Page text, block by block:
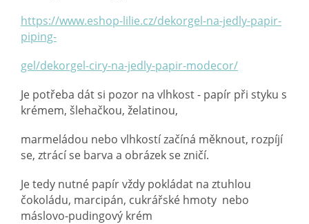
https://www.eshop-lilie.cz/dekorgel-na-jedly-papir-
piping-
gel/dekorgel-ciry-na-jedly-papir-modecor/
Je potřeba dát si pozor na vlhkost - papír při styku s
krémem, šlehačkou, želatinou,
marmeládou nebo vlhkostí začíná měknout, rozpíjí
se, ztrácí se barva a obrázek se zničí.
Je tedy nutné papír vždy pokládat na ztuhlou
čokoládu, marcipán, cukrářské hmoty nebo
máslovo-pudingový krém